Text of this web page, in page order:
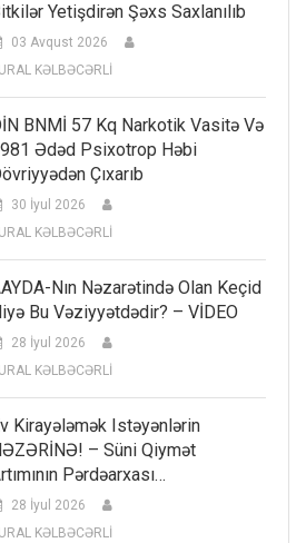
Yetişdirən Şəxs Saxlanılıb
03 Avqust 2026
KƏLBƏCƏRLİ
BNMİ 57 Kq Narkotik Vasitə Və
Ədəd Psixotrop Həbi
Çıxarıb
30 İyul 2026
KƏLBƏCƏRLİ
Nın Nəzarətində Olan Keçid
Bu Vəziyyətdədir? – VİDEO
28 İyul 2026
KƏLBƏCƏRLİ
Kirayələmək Istəyənlərin
– Süni Qiymət
Pərdəarxası…
28 İyul 2026
KƏLBƏCƏRLİ